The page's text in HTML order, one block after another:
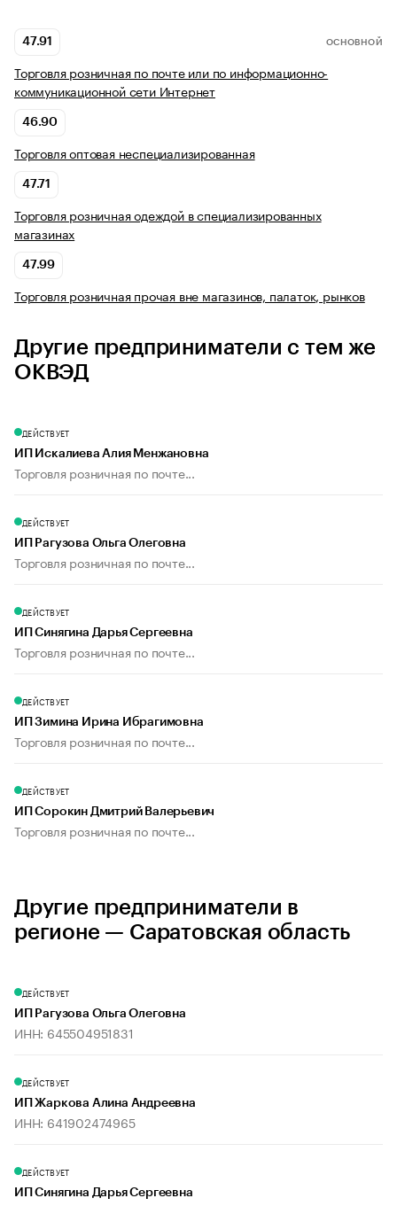
47.91 ОСНОВНОЙ
Торговля розничная по почте или по информационно-
коммуникационной сети Интернет
46.90
Торговля оптовая неспециализированная
47.71
Торговля розничная одеждой в специализированных
магазинах
47.99
Торговля розничная прочая вне магазинов, палаток, рынков
Другие предприниматели с тем же
ОКВЭД
ДЕЙСТВУЕТ
ИП Искалиева Алия Менжановна
Торговля розничная по почте...
ДЕЙСТВУЕТ
ИП Рагузова Ольга Олеговна
Торговля розничная по почте...
ДЕЙСТВУЕТ
ИП Синягина Дарья Сергеевна
Торговля розничная по почте...
ДЕЙСТВУЕТ
ИП Зимина Ирина Ибрагимовна
Торговля розничная по почте...
ДЕЙСТВУЕТ
ИП Сорокин Дмитрий Валерьевич
Торговля розничная по почте...
Другие предприниматели в
регионе — Саратовская область
ДЕЙСТВУЕТ
ИП Рагузова Ольга Олеговна
ИНН: 645504951831
ДЕЙСТВУЕТ
ИП Жаркова Алина Андреевна
ИНН: 641902474965
ДЕЙСТВУЕТ
ИП Синягина Дарья Сергеевна